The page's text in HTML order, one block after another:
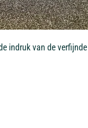
indruk van de